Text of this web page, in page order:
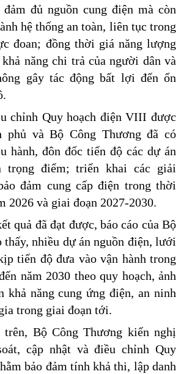
đủ nguồn cung điện mà còn
hệ thống an toàn, liên tục trong
đoan; đồng thời giá năng lượng
năng chi trả của người dân và
gây tác động bất lợi đến ổn
chỉnh Quy hoạch điện VIII được
phủ và Bộ Công Thương đã có
hành, đôn đốc tiến độ các dự án
trọng điểm; triển khai các giải
đảm cung cấp điện trong thời
2026 và giai đoạn 2027-2030.
quả đã đạt được, báo cáo của Bộ
thấy, nhiều dự án nguồn điện, lưới
tiến độ đưa vào vận hành trong
năm 2030 theo quy hoạch, ảnh
khả năng cung ứng điện, an ninh
trong giai đoạn tới.
Bộ Công Thương kiến nghị
cập nhật và điều chỉnh Quy
bảo đảm tính khả thi, lập danh